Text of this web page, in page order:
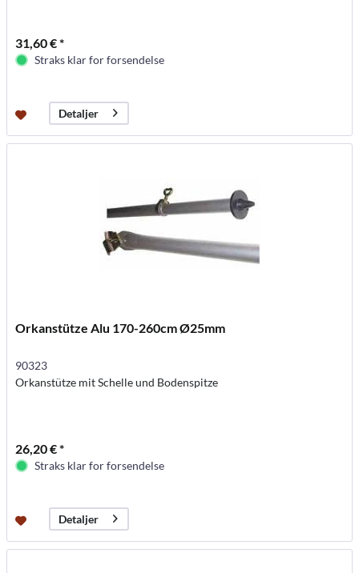
31,60 € *
Straks klar for forsendelse
Detaljer
Orkanstütze Alu 170-260cm Ø25mm
90323
Orkanstütze mit Schelle und Bodenspitze
26,20 € *
Straks klar for forsendelse
Detaljer